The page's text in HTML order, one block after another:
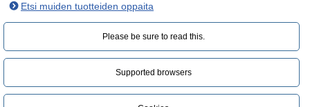
Etsi muiden tuotteiden oppaita
Please be sure to read this.‎
Supported browsers